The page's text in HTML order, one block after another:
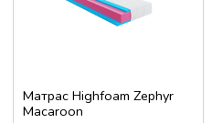
Матрас Highfoam Zephyr
Macaroon